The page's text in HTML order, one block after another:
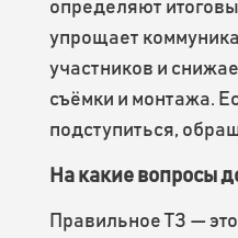
определяют
упрощает
участников и
съёмки и монтажа.
подступиться,
На какие вопросы
Правильное ТЗ —